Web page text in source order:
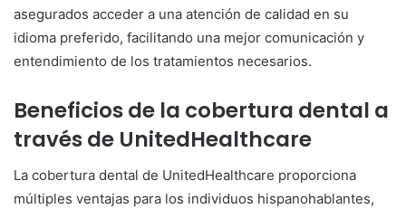
asegurados acceder a una atención de calidad en su
idioma preferido, facilitando una mejor comunicación y
entendimiento de los tratamientos necesarios.
Beneficios de la cobertura dental a
través de UnitedHealthcare
La cobertura dental de UnitedHealthcare proporciona
múltiples ventajas para los individuos hispanohablantes,